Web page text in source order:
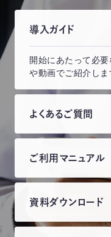
導入ガイド
開始にあたって必
や動画でご紹介しま
よくあるご質問
ご利用マニュアル
資料ダウンロード